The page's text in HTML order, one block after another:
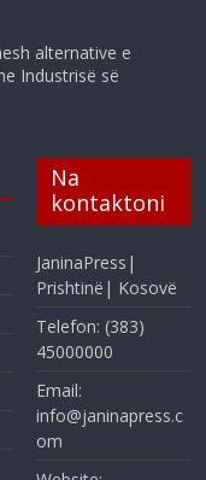
alternative e
Industrisë së
Na
kontaktoni
JaninaPress|
Prishtinë| Kosovë
Telefon: (383)
45000000
Email:
info@janinapress.c
om